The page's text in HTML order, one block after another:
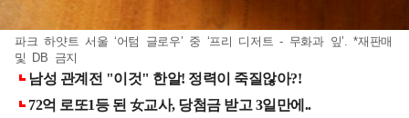
파크 하얏트 서울 ‘어텀 글로우’ 중 ‘프리 디저트 - 무화과 잎’. *재판매
및 DB 금지